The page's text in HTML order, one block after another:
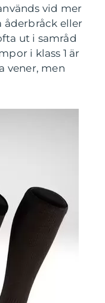
vid mer
åderbråck eller
ut i samråd
i klass 1 är
vener, men